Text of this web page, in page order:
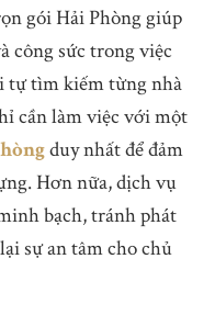
gói Hải Phòng giúp
công sức trong việc
tự tìm kiếm từng nhà
cần làm việc với một
duy nhất để đảm
Hơn nữa, dịch vụ
bạch, tránh phát
sự an tâm cho chủ